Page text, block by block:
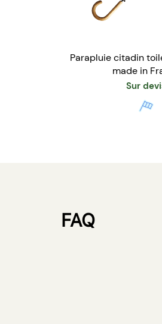
Parapluie citadin
made in
Sur
FAQ